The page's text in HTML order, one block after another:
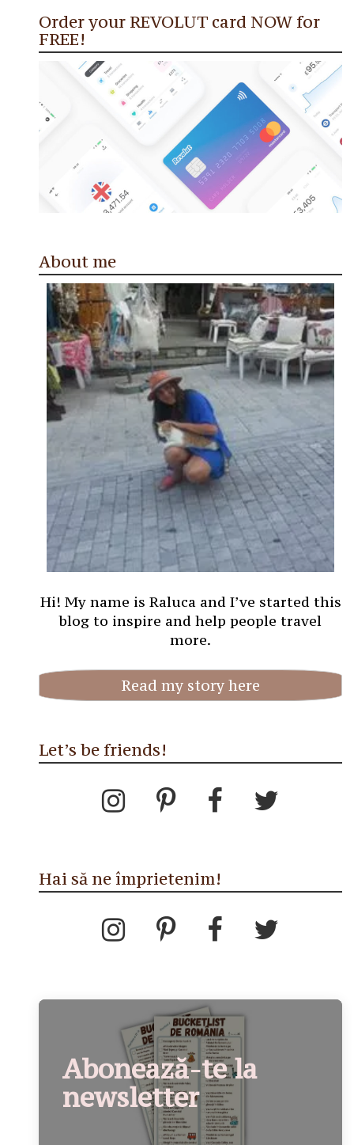
Order your REVOLUT card NOW for
FREE!
About me
Hi! My name is Raluca and I’ve started this
blog to inspire and help people travel
more.
Read my story here
Let’s be friends!
Hai să ne împrietenim!
Abonează-te la
newsletter